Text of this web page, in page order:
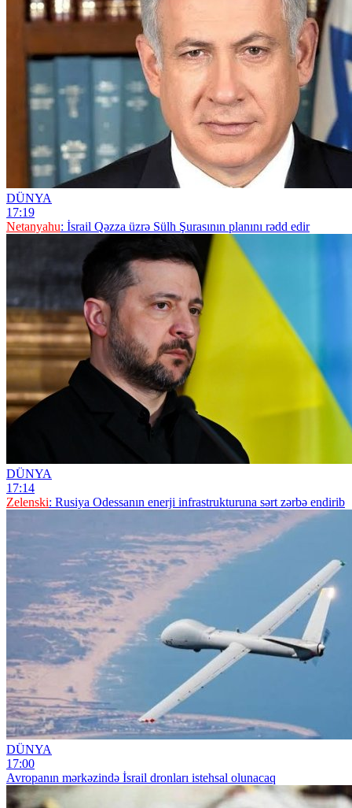
DÜNYA
17:19
Netanyahu: İsrail Qəzza üzrə Sülh Şurasının planını rədd edir
DÜNYA
17:14
Zelenski: Rusiya Odessanın enerji infrastrukturuna sərt zərbə endirib
DÜNYA
17:00
Avropanın mərkəzində İsrail dronları istehsal olunacaq